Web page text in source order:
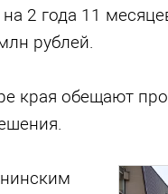
2 года 11
рублей.
края обещают